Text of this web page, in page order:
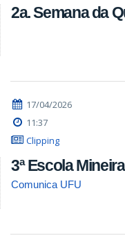
2a. Semana da
17/04/2026
11:37
Clipping
3ª Escola
Comunica UFU